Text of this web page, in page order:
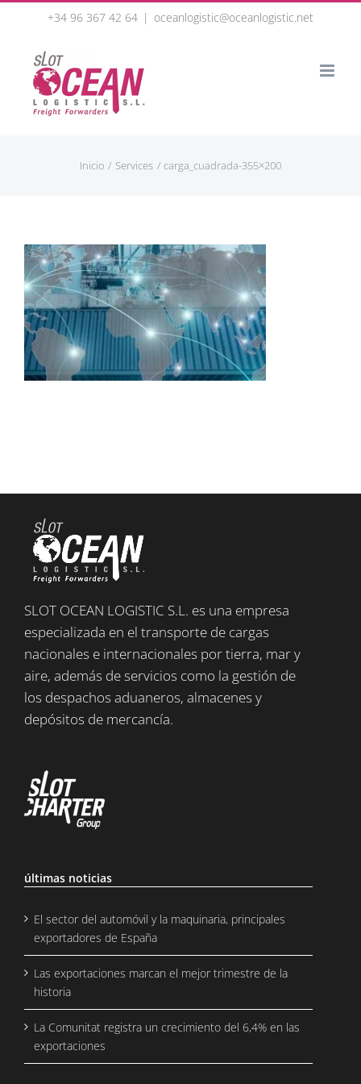
content
+34 96 367 42 64 | oceanlogistic@oceanlogistic.net
Inicio Services carga_cuadrada-355×200
SLOT OCEAN LOGISTIC S.L. es una empresa
especializada en el transporte de cargas
nacionales e internacionales por tierra, mar y
aire, además de servicios como la gestión de
los despachos aduaneros, almacenes y
depósitos de mercancía.
últimas noticias
El sector del automóvil y la maquinaria, principales
exportadores de España
Las exportaciones marcan el mejor trimestre de la
historia
La Comunitat registra un crecimiento del 6,4% en las
exportaciones